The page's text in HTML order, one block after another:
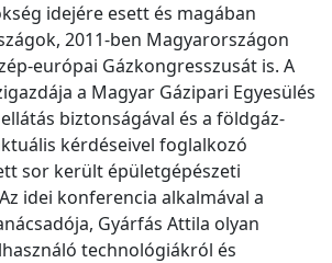
idejére esett és magában
2011-ben Magyarországon
európai Gázkongresszusát is. A
a Magyar Gázipari Egyesülés
biztonságával és a földgáz-
kérdéseivel foglalkozó
sor került épületgépészeti
idei konferencia alkalmával a
Gyárfás Attila olyan
technológiákról és